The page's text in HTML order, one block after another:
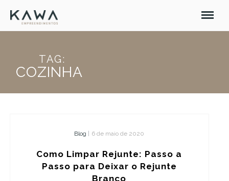
TAG:
COZINHA
Blog 6 de maio de 2020
Como Limpar Rejunte: Passo a
Passo para Deixar o Rejunte
Branco